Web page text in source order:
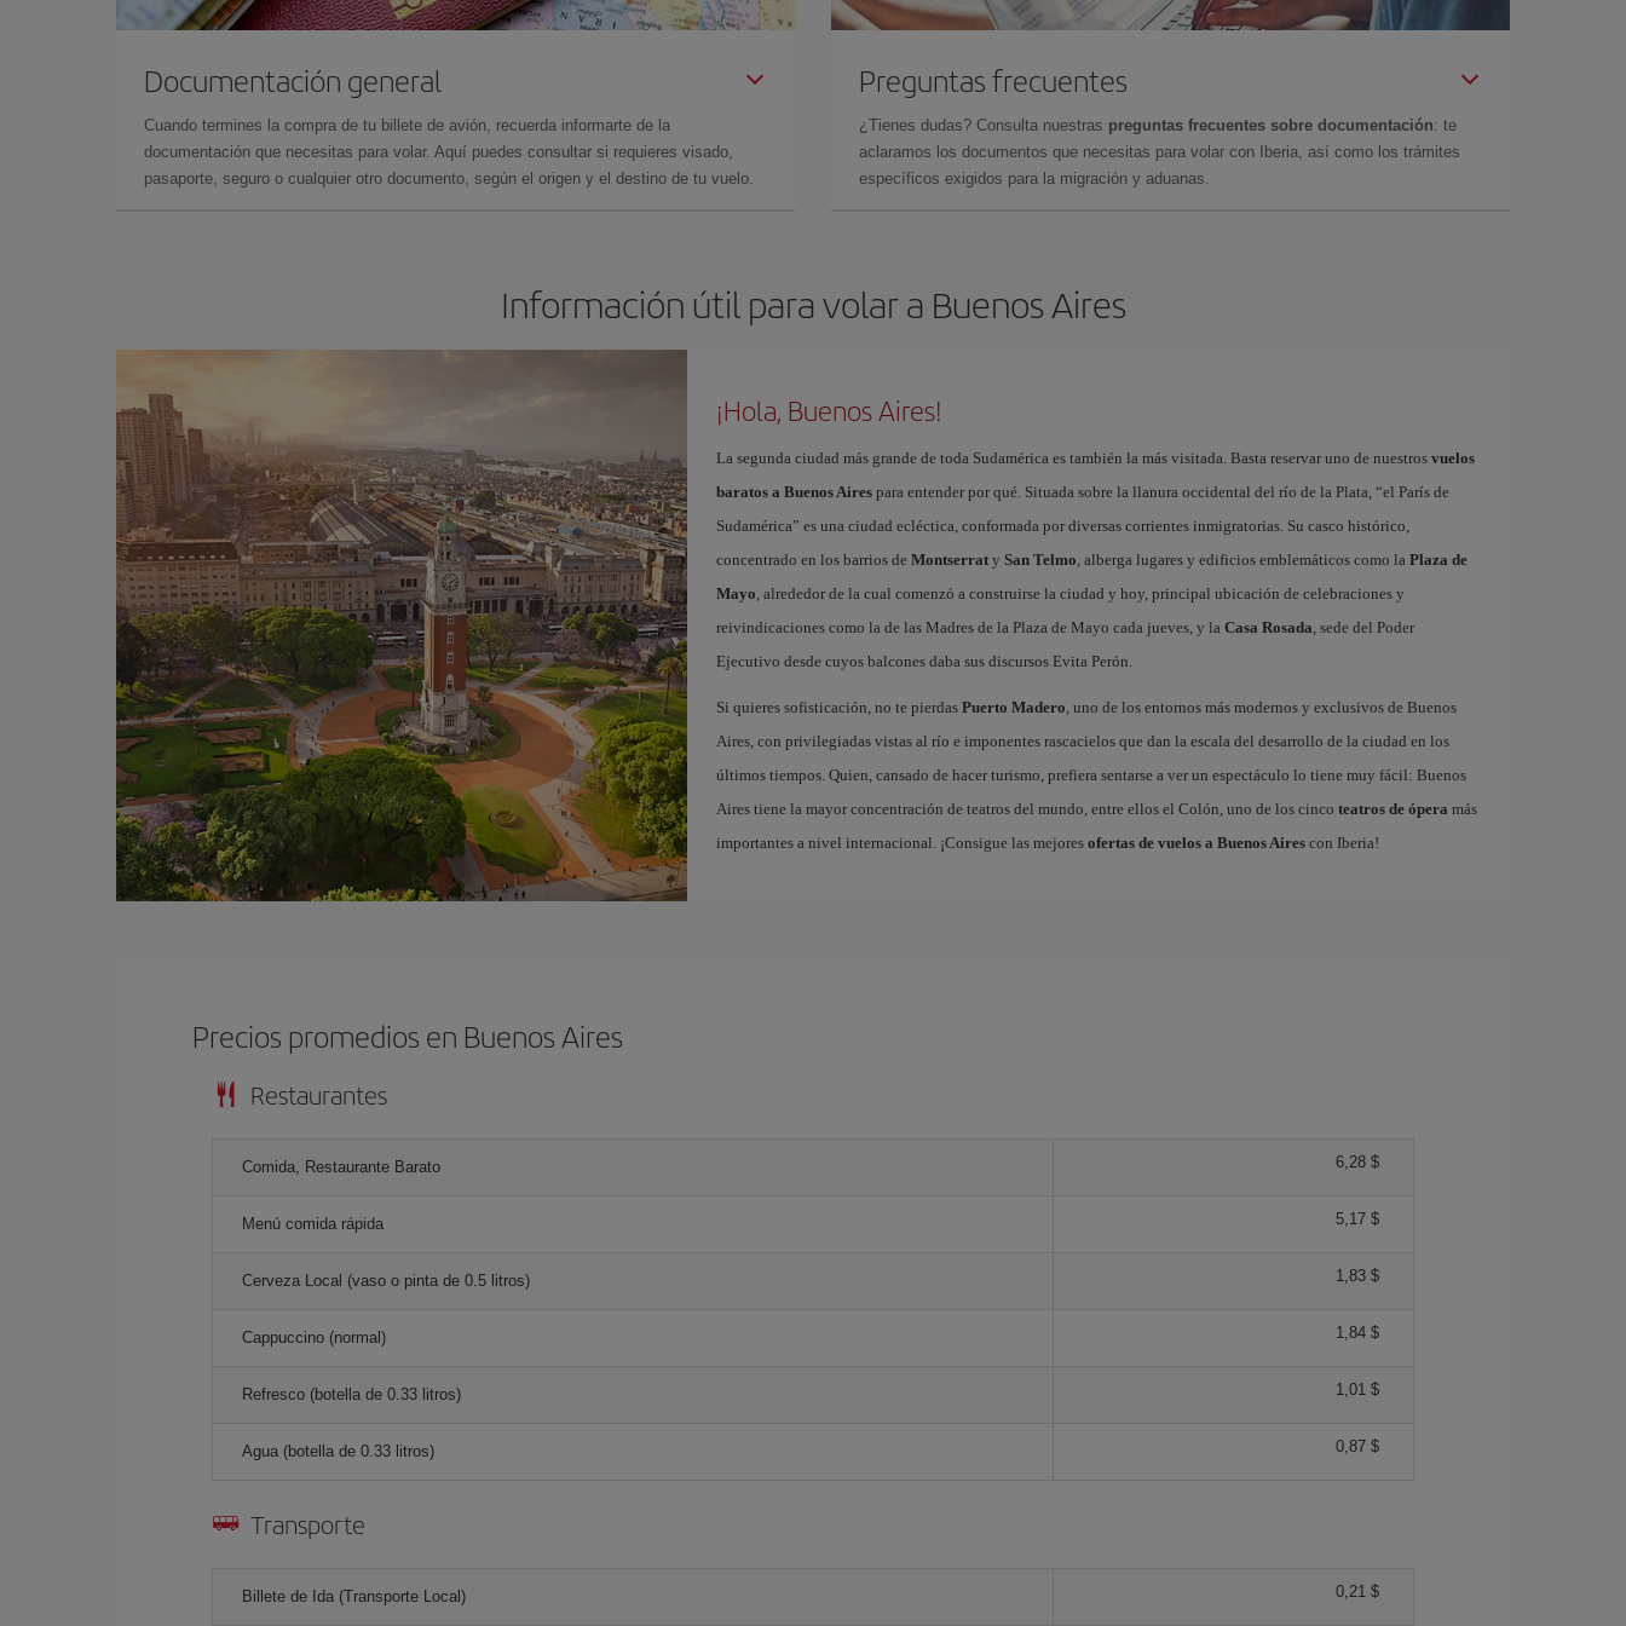
Documentación general
Cuando termines la compra de tu billete de avión, recuerda informarte de la
documentación que necesitas para volar. Aquí puedes consultar si requieres visado,
pasaporte, seguro o cualquier otro documento, según el origen y el destino de tu vuelo.
Preguntas frecuentes
¿Tienes dudas? Consulta nuestras preguntas frecuentes sobre documentación: te
aclaramos los documentos que necesitas para volar con Iberia, así como los trámites
específicos exigidos para la migración y aduanas.
Información útil para volar a Buenos Aires
¡Hola, Buenos Aires!
La segunda ciudad más grande de toda Sudamérica es también la más visitada. Basta reservar uno de nuestros vuelos
baratos a Buenos Airespara entender por qué. Situada sobre la llanura occidental del río de la Plata, “el París de
Sudamérica” es una ciudad ecléctica, conformada por diversas corrientes inmigratorias. Su casco histórico,
concentrado en los barrios de Montserraty San Telmo, alberga lugares y edificios emblemáticos como la Plaza de
Mayo, alrededor de la cual comenzó a construirse la ciudad y hoy, principal ubicación de celebraciones y
reivindicaciones como la de las Madres de la Plaza de Mayo cada jueves, y la Casa Rosada, sede del Poder
Ejecutivo desde cuyos balcones daba sus discursos Evita Perón.
Si quieres sofisticación, no te pierdas Puerto Madero, uno de los entornos más modernos y exclusivos de Buenos
Aires, con privilegiadas vistas al río e imponentes rascacielos que dan la escala del desarrollo de la ciudad en los
últimos tiempos. Quien, cansado de hacer turismo, prefiera sentarse a ver un espectáculo lo tiene muy fácil: Buenos
Aires tiene la mayor concentración de teatros del mundo, entre ellos el Colón, uno de los cinco teatros de ópera más
importantes a nivel internacional. ¡Consigue las mejores ofertas de vuelos a Buenos Airescon Iberia!
Precios promedios en Buenos Aires
Restaurantes
Comida, Restaurante Barato 6,28 $
Menú comida rápida 5,17 $
Cerveza Local (vaso o pinta de 0.5 litros) 1,83 $
Cappuccino (normal) 1,84 $
Refresco (botella de 0.33 litros) 1,01 $
Agua (botella de 0.33 litros) 0,87 $
Transporte
Billete de Ida (Transporte Local) 0,21 $